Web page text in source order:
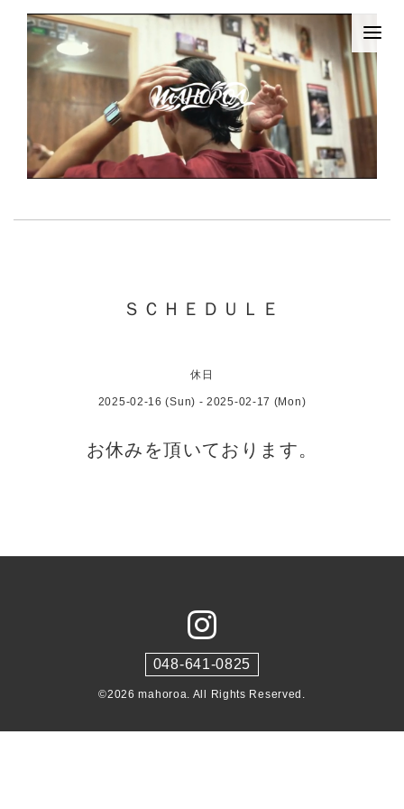
ＳＣＨＥＤＵＬＥ
休日
2025-02-16 (Sun) - 2025-02-17 (Mon)
お休みを頂いております。
048-641-0825
©2026mahoroa. All Rights Reserved.